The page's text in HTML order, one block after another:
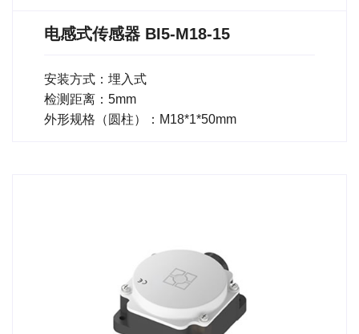
电感式传感器 BI5-M18-15
安装方式：埋入式
检测距离：5mm
外形规格（圆柱）：M18*1*50mm